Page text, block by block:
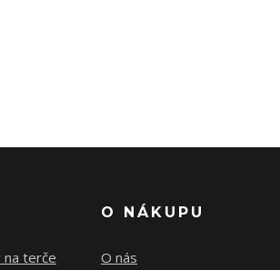
na terče
O NÁKUPU
O nás